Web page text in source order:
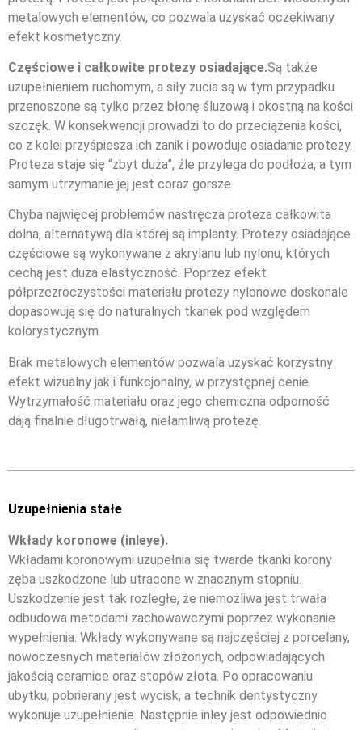
metalowych elementów, co pozwala uzyskać oczekiwany
efekt kosmetyczny.
Częściowe i całkowite protezy osiadające.Są także
uzupełnieniem ruchomym, a siły żucia są w tym przypadku
przenoszone są tylko przez błonę śluzową i okostną na kości
szczęk. W konsekwencji prowadzi to do przeciążenia kości,
co z kolei przyśpiesza ich zanik i powoduje osiadanie protezy.
Proteza staje się “zbyt duża”, źle przylega do podłoża, a tym
samym utrzymanie jej jest coraz gorsze.
Chyba najwięcej problemów nastręcza proteza całkowita
dolna, alternatywą dla której są implanty. Protezy osiadające
częściowe są wykonywane z akrylanu lub nylonu, których
cechą jest duża elastyczność. Poprzez efekt
półprzezroczystości materiału protezy nylonowe doskonale
dopasowują się do naturalnych tkanek pod względem
kolorystycznym.
Brak metalowych elementów pozwala uzyskać korzystny
efekt wizualny jak i funkcjonalny, w przystępnej cenie.
Wytrzymałość materiału oraz jego chemiczna odporność
dają finalnie długotrwałą, niełamliwą protezę.
Uzupełnienia stałe
Wkłady koronowe (inleye).
Wkładami koronowymi uzupełnia się twarde tkanki korony
zęba uszkodzone lub utracone w znacznym stopniu.
Uszkodzenie jest tak rozległe, że niemożliwa jest trwała
odbudowa metodami zachowawczymi poprzez wykonanie
wypełnienia. Wkłady wykonywane są najczęściej z porcelany,
nowoczesnych materiałów złożonych, odpowiadających
jakością ceramice oraz stopów złota. Po opracowaniu
ubytku, pobrierany jest wycisk, a technik dentystyczny
wykonuje uzupełnienie. Następnie inley jest odpowiednio